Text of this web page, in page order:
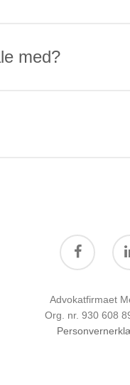
med?
Advokatfirmaet
Org. nr. 930 608